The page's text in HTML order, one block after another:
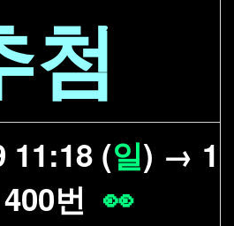
첨
11:18 (일) → 1
번 👀